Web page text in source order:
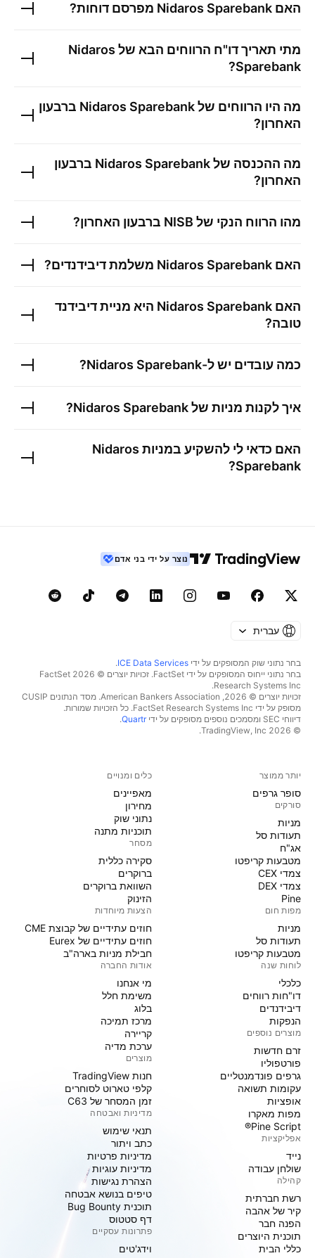
האם Nidaros Sparebank מפרסם דוחות?
מתי תאריך דו"ח הרווחים הבא של Nidaros
Sparebank
?
מה היו הרווחים שלNidaros Sparebank ברבעון
האחרון?
מה ההכנסה שלNidaros Sparebank ברבעון
האחרון?
מהו הרווח הנקי של NISB ברבעון האחרון?
האם Nidaros Sparebank משלמת דיבידנדים?
האם Nidaros Sparebank היא מניית דיבידנד
טובה?
כמה עובדים יש ל-Nidaros Sparebank
?
איך לקנות מניות שלNidaros Sparebank
?
האם כדאי לי להשקיע במניות Nidaros
Sparebank
?
נוצר על ידי בני אדם
עברית
בחר נתוני שוק המסופקים על ידי ICE Data Services
.
בחר נתוני ייחוס המסופקים על ידי FactSet. זכויות יוצרים © 2026 ‏FactSet
Research Systems Inc.‏
זכויות יוצרים © 2026, ‏American Bankers Association. מסד הנתונים CUSIP
מסופק על ידי FactSet Research Systems Inc. כל הזכויות שמורות.
דיווחי SEC ומסמכים נוספים מסופקים על ידי
Quartr
.
© 2026 ‏TradingView, Inc.‏
יותר ממוצר
סופר גרפים
סורקים
מניות‏
תעודות סל
אג"ח
מטבעות קריפטו
צמדי CEX
צמדי DEX
Pine
מפות חום
מניות‏
תעודות סל
מטבעות קריפטו
לוחות שנה
כלכלי
דו"חות רווחים
דיבידנדים
הנפקות
מוצרים נוספים
זרם חדשות
פורטפוליו
גרפים פונדמנטליים
עקומות תשואה
אופציות
מפות מאקרו
Pine Script®
אפליקציות
נייד
שולחן עבודה
קהילה
רשת חברתית
קיר של אהבה
הפנה חבר
תוכנית היוצרים
כללי הבית
כלים ומנויים
מאפיינים
מחירון
נתוני שוק
תוכניות מתנה
מסחר
סקירה כללית
ברוקרים
השוואת ברוקרים
הזינוק
הצעות מיוחדות
חוזים עתידיים של קבוצת CME
חוזים עתידיים של Eurex
חבילת מניות בארה"ב
אודות החברה
מי אנחנו
משימת חלל
בלוג
מרכז תמיכה
קריירה
ערכת מדיה
מוצרים
חנות TradingView
קלפי טארוט לסוחרים
זמן המסחר של C63
מדיניות ואבטחה
תנאי שימוש
כתב ויתור
מדיניות פרטיות
מדיניות עוגיות
הצהרת נגישות
טיפים בנושא אבטחה
תוכנית Bug Bounty
דף סטטוס
פתרונות עסקיים
וידג'טים